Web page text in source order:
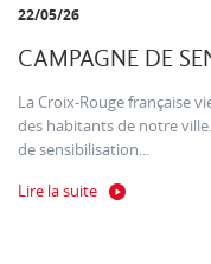
22/05/26
CAMPAGNE DE
La Croix-Rouge française
des habitants de notre
de sensibilisation...
Lire la suite